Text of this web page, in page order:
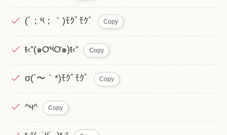
(´；༥；｀)ﾓｸﾞﾓｸﾞ Copy
ŧ‹”(๑Ơ༥Ơ๑)ŧ‹” Copy
σ(´〜｀*)ﾓｸﾞﾓｸﾞ Copy
^ч^ Copy